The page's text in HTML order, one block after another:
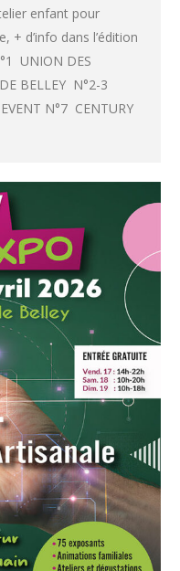
enfant pour
+ d’info dans l’édition
UNION DES
BELLEY N°2-3
N°7 CENTURY